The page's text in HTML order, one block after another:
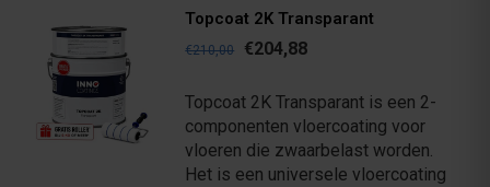
Topcoat 2K Transparant
€210,00 €204,88
Topcoat 2K Transparant is een 2-
componenten vloercoating voor
vloeren die zwaarbelast worden.
Het is een universele vloercoating